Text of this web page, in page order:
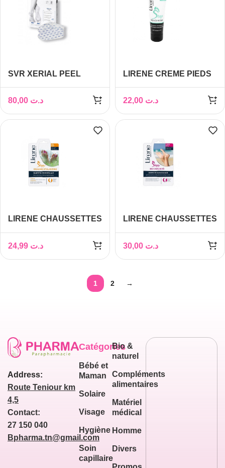
SVR XERIAL PEEL
د.ت
LIRENE CREME PIEDS
د.ت
LIRENE CHAUSSETTES
SMOOTH 3% UREA
د.ت
LIRENE CHAUSSETTES
د.ت
1 2 →
Address:
Route Teniour km
4,5
Contact:
27 150 040
Bpharma.tn@gmail.com
Catégories
Bébé et
Maman
Solaire
Visage
Hygiène
Soin
capillaire
Bio &
naturel
Compléments
alimentaires
Matériel
médical
Homme
Divers